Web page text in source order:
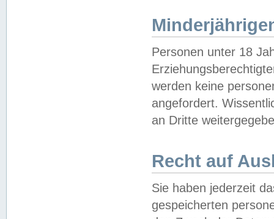
Personen unter 18
werden keine
angefordert.
an Dritte
Recht auf
Sie haben jederzeit
gespeicherten